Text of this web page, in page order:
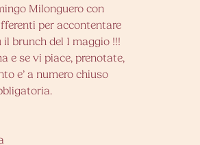
Milonguero con
per accontentare
brunch del 1 maggio !!!
e se vi piace, prenotate,
e’ a numero chiuso